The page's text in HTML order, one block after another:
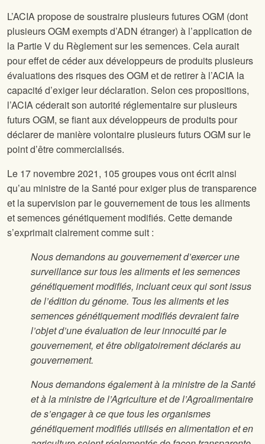
L’ACIA propose de soustraire plusieurs futures OGM (dont
plusieurs OGM exempts d’ADN étranger) à l’application de
la Partie V du Règlement sur les semences. Cela aurait
pour effet de céder aux développeurs de produits plusieurs
évaluations des risques des OGM et de retirer à l’ACIA la
capacité d’exiger leur déclaration. Selon ces propositions,
l’ACIA céderait son autorité réglementaire sur plusieurs
futurs OGM, se fiant aux développeurs de produits pour
déclarer de manière volontaire plusieurs futurs OGM sur le
point d’être commercialisés.
Le 17 novembre 2021, 105 groupes vous ont écrit ainsi
qu’au ministre de la Santé pour exiger plus de transparence
et la supervision par le gouvernement de tous les aliments
et semences génétiquement modifiés. Cette demande
s’exprimait clairement comme suit :
Nous demandons au gouvernement d’exercer une
surveillance sur tous les aliments et les semences
génétiquement modifiés, incluant ceux qui sont issus
de l’édition du génome. Tous les aliments et les
semences génétiquement modifiés devraient faire
l’objet d’une évaluation de leur innocuité par le
gouvernement, et être obligatoirement déclarés au
gouvernement.
Nous demandons également à la ministre de la Santé
et à la ministre de l’Agriculture et de l’Agroalimentaire
de s’engager à ce que tous les organismes
génétiquement modifiés utilisés en alimentation et en